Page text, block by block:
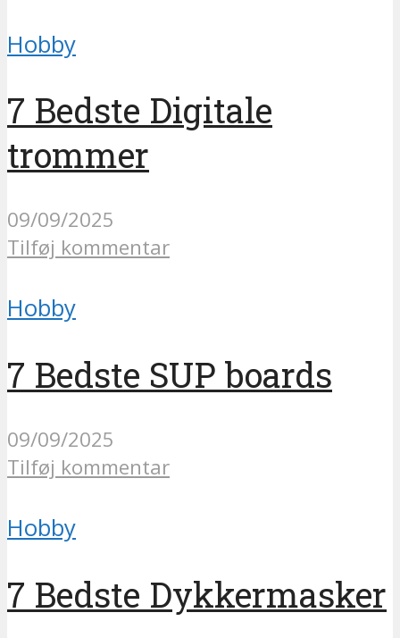
Hobby
7 Bedste Digitale
trommer
09/09/2025
Tilføj kommentar
Hobby
7 Bedste SUP boards
09/09/2025
Tilføj kommentar
Hobby
7 Bedste Dykkermasker